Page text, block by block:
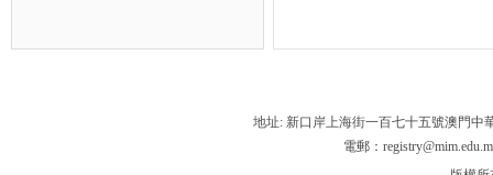
地址: 新口岸上海街一百七十五號澳門中
電郵：